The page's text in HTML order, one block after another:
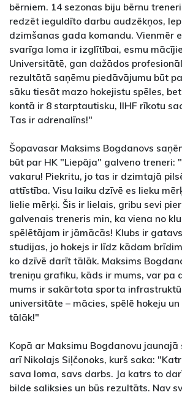
bērniem. 14 sezonas biju bērnu
redzēt ieguldīto darbu audzēkņos,
dzimšanas gada komandu. Vienmēr
svarīga loma ir izglītībai, esmu
Universitātē, gan dažādos
rezultātā saņēmu piedāvājumu būt
sāku tiesāt mazo hokejistu spēles,
kontā ir 8 starptautisku, IIHF rīkotu
Tas ir adrenalīns!"
Šopavasar Maksims Bogdanovs
būt par HK "Liepāja" galveno treneri:
vakaru! Piekritu, jo tas ir dzimtajā
attīstība. Visu laiku dzīvē es lieku
lielie mērķi. Šis ir lielais, gribu sevi
galvenais treneris min, ka viena no
spēlētājam ir jāmācās! Klubs ir
studijas, jo hokejs ir līdz kādam
ko dzīvē darīt tālāk. Maksims
treniņu grafiku, kāds ir mums, var pa
mums ir sakārtota sporta
universitāte – mācies, spēlē hokeju
tālāk!"
Kopā ar Maksimu Bogdanovu
arī Nikolajs Siļčonoks, kurš saka:
sava loma, savs darbs. Ja katrs to
bilde saliksies un būs rezultāts. Nav